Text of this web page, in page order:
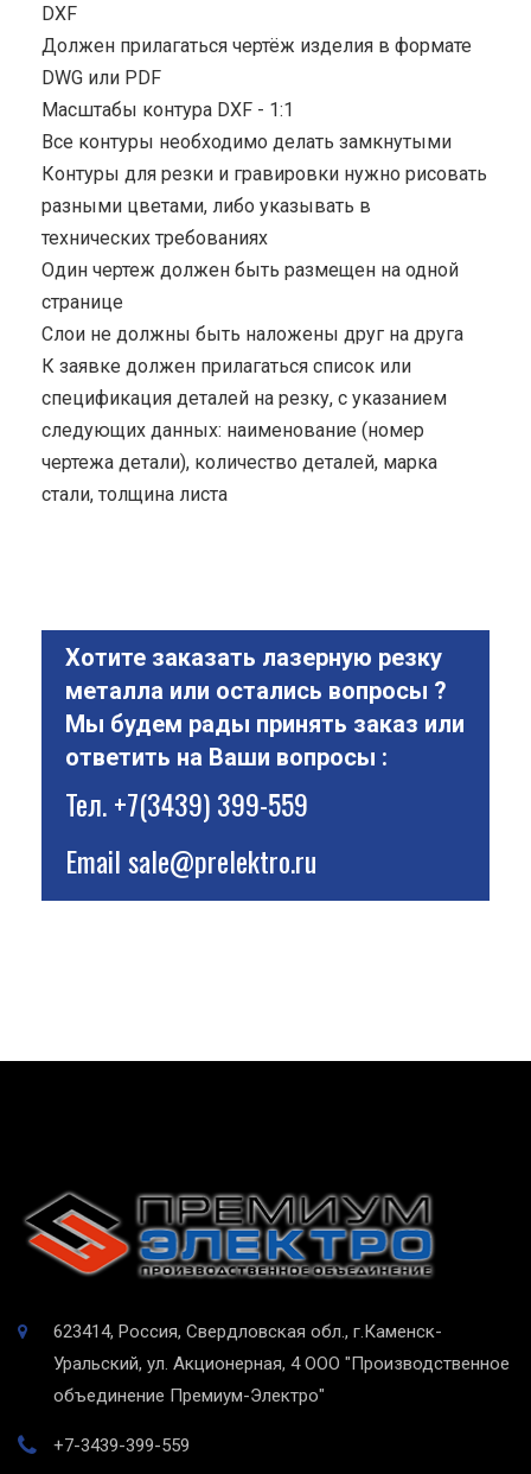
DXF
Должен прилагаться чертёж изделия в формате
DWG или PDF
Масштабы контура DXF - 1:1
Все контуры необходимо делать замкнутыми
Контуры для резки и гравировки нужно рисовать
разными цветами, либо указывать в
технических требованиях
Один чертеж должен быть размещен на одной
странице
Cлои не должны быть наложены друг на друга
К заявке должен прилагаться список или
спецификация деталей на резку, с указанием
следующих данных: наименование (номер
чертежа детали), количество деталей, марка
стали, толщина листа
Хотите заказать лазерную резку
металла или остались вопросы ?
Мы будем рады принять заказ или
ответить на Ваши вопросы :
Тел.+7(3439) 399-559
Emailsale@prelektro.ru
623414, Россия, Свердловская обл., г.Каменск-
Уральский, ул. Акционерная, 4 ООО "Производственное
объединение Премиум-Электро"
+7-3439-399-559